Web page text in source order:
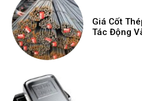
Giá Cốt
Tác Động